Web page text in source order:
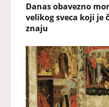
Danas obavezno
velikog sveca koji je
znaju